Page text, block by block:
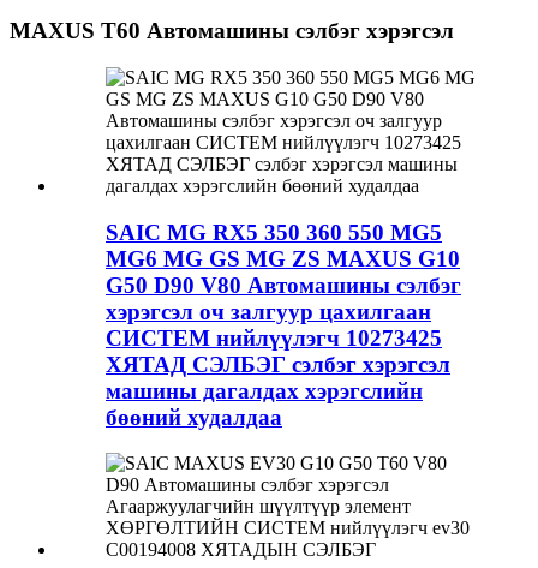
MAXUS T60 Автомашины сэлбэг хэрэгсэл
SAIC MG RX5 350 360 550 MG5
MG6 MG GS MG ZS MAXUS G10
G50 D90 V80 Автомашины сэлбэг
хэрэгсэл оч залгуур цахилгаан
СИСТЕМ нийлүүлэгч 10273425
ХЯТАД СЭЛБЭГ сэлбэг хэрэгсэл
машины дагалдах хэрэгслийн
бөөний худалдаа